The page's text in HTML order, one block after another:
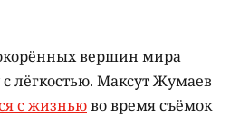
вершин мира
лёгкостью. Максут Жумаев
с жизньюво время съёмок